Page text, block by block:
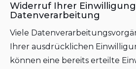
Widerruf Ihrer
Datenverarbeitung
Viele
Ihrer ausdrücklichen
können eine bereits erteilte